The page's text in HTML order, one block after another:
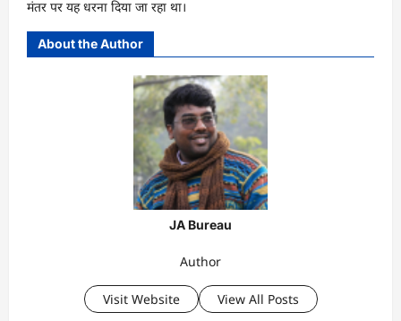
मंतर पर यह धरना दिया जा रहा था।
About the Author
JA Bureau
Author
Visit Website View All Posts